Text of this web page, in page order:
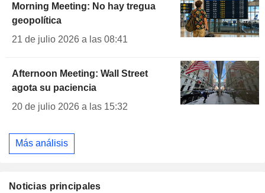
Morning Meeting: No hay tregua
geopolítica
21 de julio 2026 a las 08:41
Afternoon Meeting: Wall Street
agota su paciencia
20 de julio 2026 a las 15:32
Más análisis
Noticias principales